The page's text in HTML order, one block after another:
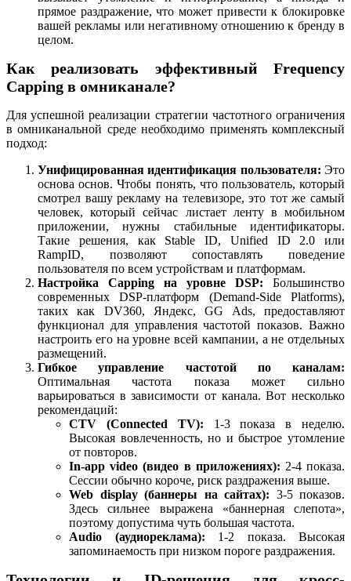
прямое раздражение, что может привести к блокировке
вашей рекламы или негативному отношению к бренду в
целом.
Как реализовать эффективный Frequency
Capping в омниканале?
Для успешной реализации стратегии частотного ограничения
в омниканальной среде необходимо применять комплексный
подход:
Унифицированная идентификация пользователя: Это
основа основ. Чтобы понять, что пользователь, который
смотрел вашу рекламу на телевизоре, это тот же самый
человек, который сейчас листает ленту в мобильном
приложении, нужны стабильные идентификаторы.
Такие решения, как Stable ID, Unified ID 2.0 или
RampID, позволяют сопоставлять поведение
пользователя по всем устройствам и платформам.
Настройка Capping на уровне DSP: Большинство
современных DSP-платформ (Demand-Side Platforms),
таких как DV360, Яндекс, GG Ads, предоставляют
функционал для управления частотой показов. Важно
настроить его на уровне всей кампании, а не отдельных
размещений.
Гибкое управление частотой по каналам:
Оптимальная частота показа может сильно
варьироваться в зависимости от канала. Вот несколько
рекомендаций:
CTV (Connected TV): 1-3 показа в неделю.
Высокая вовлеченность, но и быстрое утомление
от повторов.
In-app video (видео в приложениях): 2-4 показа.
Сессии обычно короче, риск раздражения выше.
Web display (баннеры на сайтах): 3-5 показов.
Здесь сильнее выражена «баннерная слепота»,
поэтому допустима чуть большая частота.
Audio (аудиореклама): 1-2 показа. Высокая
запоминаемость при низком пороге раздражения.